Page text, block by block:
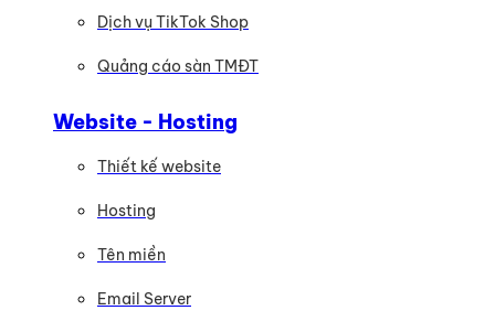
Dịch vụ TikTok Shop
Quảng cáo sàn TMĐT
Website - Hosting
Thiết kế website
Hosting
Tên miền
Email Server